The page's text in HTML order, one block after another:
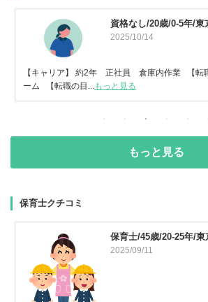
資格なし/20歳/0-5年/東
2025/10/14
【キャリア】 約2年 正社員 倉庫内作業 【転
ーム 【転職の目...もっと見る
もっと見る
保育士クチコミ
保育士/45歳/20-25年/東
2025/09/11